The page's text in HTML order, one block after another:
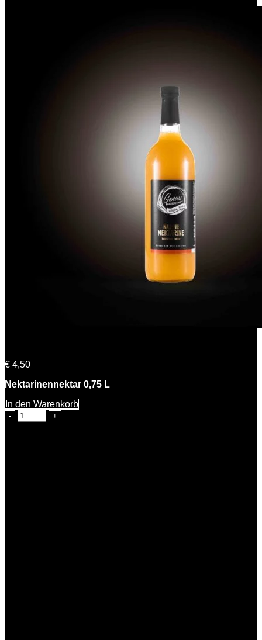
€ 4,50
Nektarinennektar 0,75 L
In den Warenkorb
Nadine
Nektarine